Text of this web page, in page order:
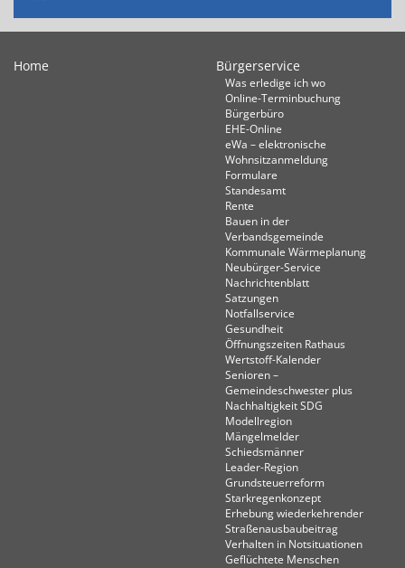
Home Bürgerservice
Was erledige ich wo
Online-Terminbuchung
Bürgerbüro
EHE-Online
eWa – elektronische
Wohnsitzanmeldung
Formulare
Standesamt
Rente
Bauen in der
Verbandsgemeinde
Kommunale Wärmeplanung
Neubürger-Service
Nachrichtenblatt
Satzungen
Notfallservice
Gesundheit
Öffnungszeiten Rathaus
Wertstoff-Kalender
Senioren –
Gemeindeschwester plus
Nachhaltigkeit SDG
Modellregion
Mängelmelder
Schiedsmänner
Leader-Region
Grundsteuerreform
Starkregenkonzept
Erhebung wiederkehrender
Straßenausbaubeitrag
Verhalten in Not­situationen
Geflüchtete Menschen